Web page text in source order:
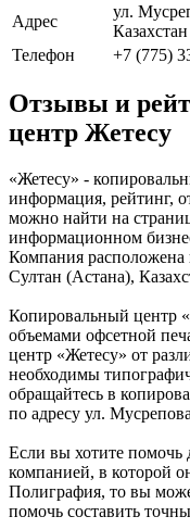
Адрес
ул.
Казахстан
Телефон
+7 (775)
Отзывы и
центр Жетесу
«Жетесу» -
информация, рейтинг,
можно найти на
информационном
Компания расположена
Султан (Астана),
Копировальный центр
объемами офсетной
центр «Жетесу» от
необходимы
обращайтесь в
по адресу ул.
Если вы хотите помочь
компанией, в которой
Полиграфия, то вы
помочь составить